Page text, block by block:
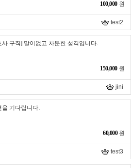
100,000 원
test2
사 구직] 말이없고 차분한 성격입니다.
150,000 원
jini
을 기다립니다.
60,000 원
test3